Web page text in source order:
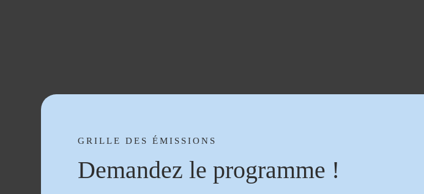
GRILLE DES ÉMISSIONS
Demandez le programme !